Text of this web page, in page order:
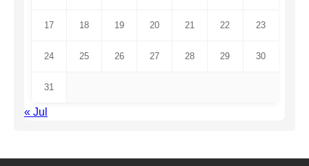
17 18 19 20 21 22 23
24 25 26 27 28 29 30
31
« Jul